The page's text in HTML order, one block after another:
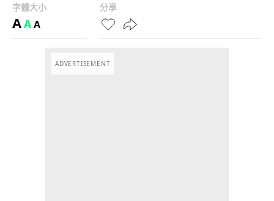
字體大小
AAA
分享
ADVERTISEMENT